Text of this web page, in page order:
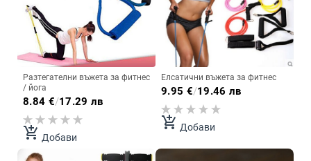
Разтегателни въжета за фитнес
/ йога
8.84 €/17.29 лв
add_shopping_cart Добави
Елсатични въжета за фитнес
9.95 €/19.46 лв
add_shopping_cart Добави